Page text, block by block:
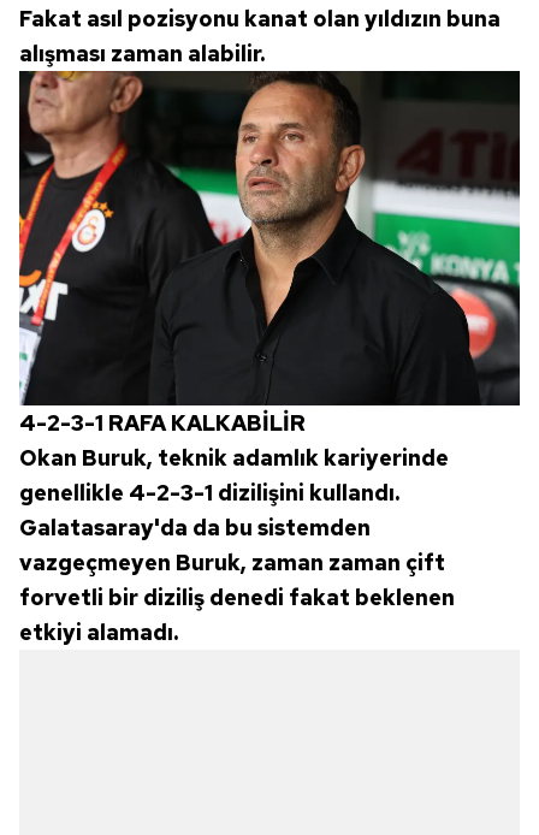
Fakat asıl pozisyonu kanat olan yıldızın buna
alışması zaman alabilir.
4-2-3-1 RAFA KALKABİLİR
Okan Buruk, teknik adamlık kariyerinde
genellikle 4-2-3-1 dizilişini kullandı.
Galatasaray'da da bu sistemden
vazgeçmeyen Buruk, zaman zaman çift
forvetli bir diziliş denedi fakat beklenen
etkiyi alamadı.